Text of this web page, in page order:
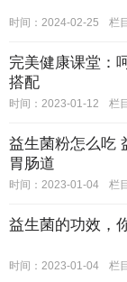
时间：2024-02-25 栏
完美健康课堂：
搭配
时间：2023-01-12 栏
益生菌粉怎么吃
胃肠道
时间：2023-01-04 栏
益生菌的功效，
时间：2023-01-04 栏